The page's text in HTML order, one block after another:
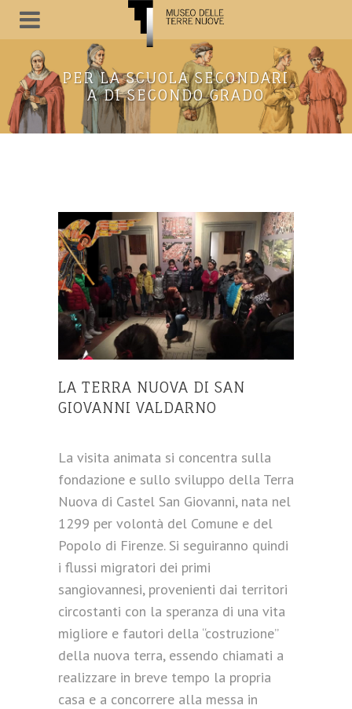
PER LA SCUOLA SECONDARI
A DI SECONDO GRADO
LA TERRA NUOVA DI SAN
GIOVANNI VALDARNO
La visita animata si concentra sulla
fondazione e sullo sviluppo della Terra
Nuova di Castel San Giovanni, nata nel
1299 per volontà del Comune e del
Popolo di Firenze. Si seguiranno quindi
i flussi migratori dei primi
sangiovannesi, provenienti dai territori
circostanti con la speranza di una vita
migliore e fautori della “costruzione”
della nuova terra, essendo chiamati a
realizzare in breve tempo la propria
casa e a concorrere alla messa in